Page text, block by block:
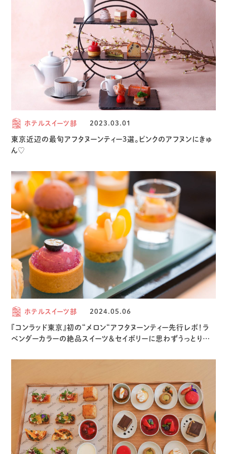
ホテルスイーツ部 2023.03.01
東京近辺の最旬アフタヌーンティー３選。ピンクのアフヌンにきゅ
ん♡
ホテルスイーツ部 2024.05.06
『コンラッド東京』初の“メロン“アフタヌーンティー先行レポ！ラ
ベンダーカラーの絶品スイーツ＆セイボリーに思わずうっとり…